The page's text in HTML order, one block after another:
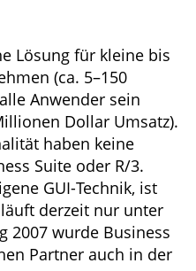
Lösung für kleine bis
(ca. 5–150
Anwender sein
Dollar Umsatz).
haben keine
Suite oder R/3.
GUI-Technik, ist
derzeit nur unter
2007 wurde Business
Partner auch in der